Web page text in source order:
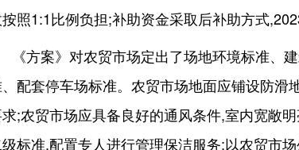
照1:1比例负担;补助资金采取后补助方式
《方案》对农贸市场定出了场地环境标准、
配套停车场标准。农贸市场地面应铺设防滑
;农贸市场应具备良好的通风条件,室内宽敞
标准,配置专人进行管理保洁服务;以农贸市